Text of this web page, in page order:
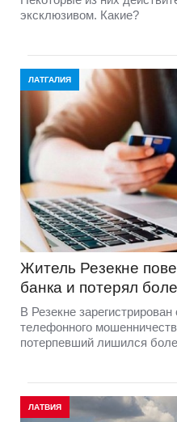
эксклюзивом. Какие?
ЛАТГАЛИЯ
Житель Резекне
банка и потерял
В Резекне
телефонного
потерпевший лишился
ЛАТВИЯ